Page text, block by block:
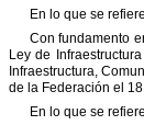
En lo que se refiere
Con fundamento
Ley de Infraestructura
Infraestructura,
de la Federación el 18
En lo que se refiere